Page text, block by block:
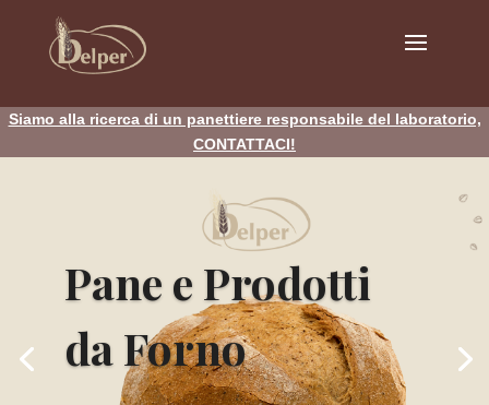
Siamo alla ricerca di un panettiere responsabile del laboratorio,
CONTATTACI!
Pane e Prodotti
da Forno